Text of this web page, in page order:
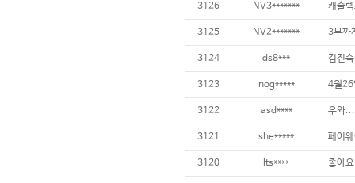
3126 NV3*******
3125 NV2*******
3124 ds8***
3123 nog***** 4월26
3122 asd****
3121 she*****
3120 lts****